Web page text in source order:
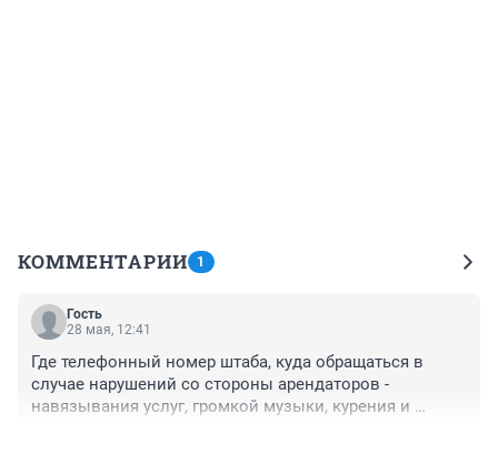
КОММЕНТАРИИ 1
Гость
28 мая, 12:41
Где телефонный номер штаба, куда обращаться в
случае нарушений со стороны арендаторов -
навязывания услуг, громкой музыки, курения и